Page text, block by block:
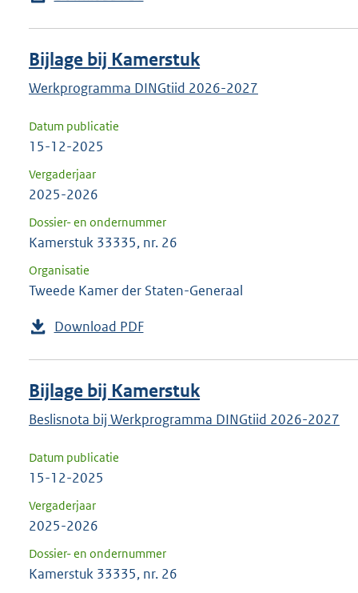
Bijlage bij Kamerstuk
Werkprogramma DINGtiid 2026-2027
Datum publicatie
15-12-2025
Vergaderjaar
2025-2026
Dossier- en ondernummer
Kamerstuk 33335, nr. 26
Organisatie
Tweede Kamer der Staten-Generaal
Download PDF
Bijlage bij Kamerstuk
Beslisnota bij Werkprogramma DINGtiid 2026-2027
Datum publicatie
15-12-2025
Vergaderjaar
2025-2026
Dossier- en ondernummer
Kamerstuk 33335, nr. 26